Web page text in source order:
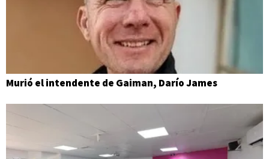
Murió el intendente de Gaiman, Darío James